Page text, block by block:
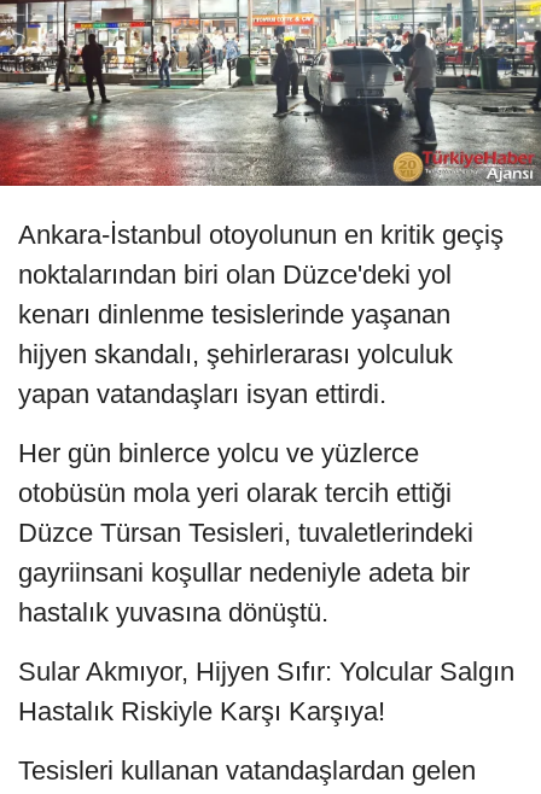
Ankara-İstanbul otoyolunun en kritik geçiş
noktalarından biri olan Düzce'deki yol
kenarı dinlenme tesislerinde yaşanan
hijyen skandalı, şehirlerarası yolculuk
yapan vatandaşları isyan ettirdi.
Her gün binlerce yolcu ve yüzlerce
otobüsün mola yeri olarak tercih ettiği
Düzce Türsan Tesisleri, tuvaletlerindeki
gayriinsani koşullar nedeniyle adeta bir
hastalık yuvasına dönüştü.
Sular Akmıyor, Hijyen Sıfır: Yolcular Salgın
Hastalık Riskiyle Karşı Karşıya!
​Tesisleri kullanan vatandaşlardan gelen